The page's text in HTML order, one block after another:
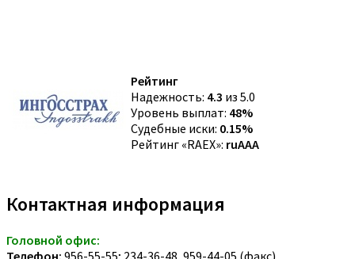
Рейтинг
Надежность: 4.3 из 5.0
Уровень выплат: 48%
Судебные иски: 0.15%
Рейтинг «RAEX»: ruAAA
Контактная информация
Головной офис:
Телефон: 956-55-55; 234-36-48, 959-44-05 (факс)